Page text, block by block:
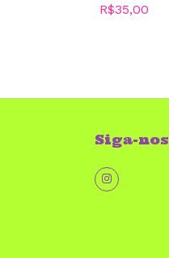
R$35,00
Siga-nos